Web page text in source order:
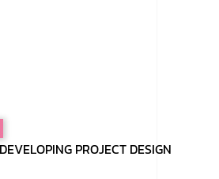
PROJECT DESIGN